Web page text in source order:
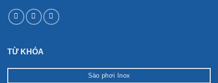
TỪ KHÓA
Sào phơi Inox